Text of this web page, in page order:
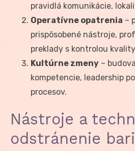
pravidlá komunikácie,
Operatívne opatrenia –
prispôsobené nástroje,
preklady s kontrolou
Kultúrne zmeny –
kompetencie, leadership
procesov.
Nástroje a
odstránenie